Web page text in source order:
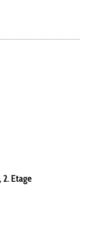
Etage